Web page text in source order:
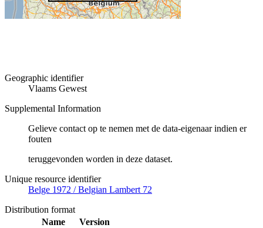
Geographic identifier
Vlaams Gewest
Supplemental Information
Gelieve contact op te nemen met de data-eigenaar indien er
fouten
teruggevonden worden in deze dataset.
Unique resource identifier
Belge 1972 / Belgian Lambert 72
Distribution format
Name
Version